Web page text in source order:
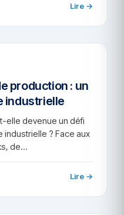
Lire →
production : un
industrielle
elle devenue un défi
? Face aux
de…
Lire →